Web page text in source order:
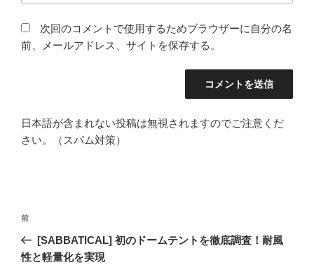
次回のコメントで使用するためブラウザーに自分の名
前、メールアドレス、サイトを保存する。
日本語が含まれない投稿は無視されますのでご注意くだ
さい。（スパム対策）
投
ナ
前
の
投
前
[SABBATICAL] 初のドームテントを徹底調査！耐風
性と軽量化を実現